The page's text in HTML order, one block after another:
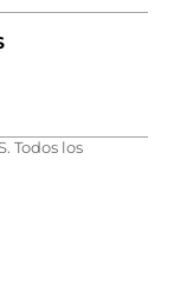
Todos los